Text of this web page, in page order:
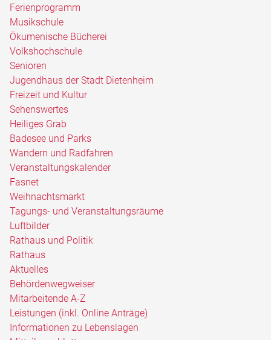
Ferienprogramm
Musikschule
Ökumenische Bücherei
Volkshochschule
Senioren
Jugendhaus der Stadt Dietenheim
Freizeit und Kultur
Sehenswertes
Heiliges Grab
Badesee und Parks
Wandern und Radfahren
Veranstaltungskalender
Fasnet
Weihnachtsmarkt
Tagungs- und Veranstaltungsräume
Luftbilder
Rathaus und Politik
Rathaus
Aktuelles
Behördenwegweiser
Mitarbeitende A-Z
Leistungen (inkl. Online Anträge)
Informationen zu Lebenslagen